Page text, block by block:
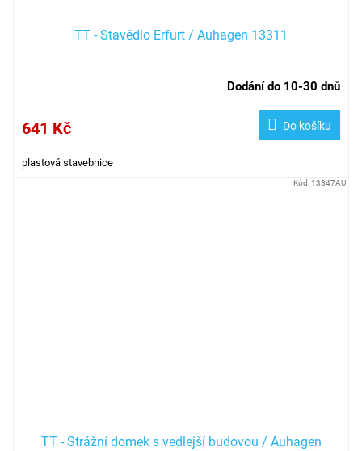
TT - Stavědlo Erfurt / Auhagen 13311
Dodání do 10-30 dnů
641 Kč Do košíku
plastová stavebnice
TT - Strážní domek s vedlejší budovou / Auhagen
Kód: 13347AU